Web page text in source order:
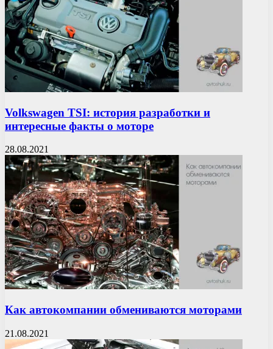
Volkswagen TSI: история разработки и
интересные факты о моторе
28.08.2021
Как автокомпании обмениваются моторами
21.08.2021